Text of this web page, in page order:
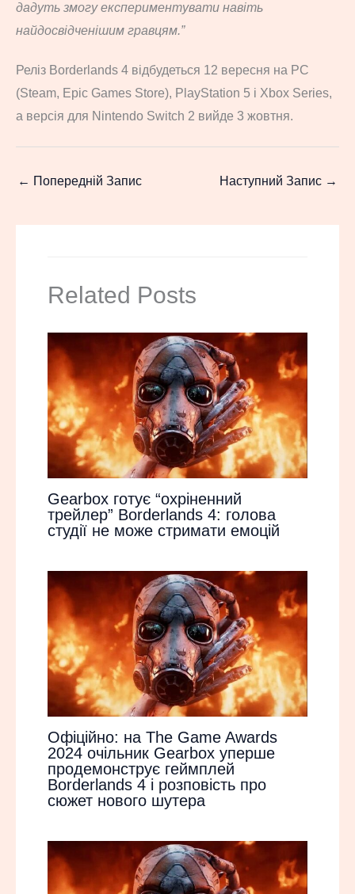
дадуть змогу експериментувати навіть
найдосвідченішим гравцям.”
Реліз Borderlands 4 відбудеться 12 вересня на PC
(Steam, Epic Games Store), PlayStation 5 і Xbox Series,
а версія для Nintendo Switch 2 вийде 3 жовтня.
← Попередній Запис Наступний Запис →
Related Posts
Gearbox готує “охріненний
трейлер” Borderlands 4: голова
студії не може стримати емоцій
Офіційно: на The Game Awards
2024 очільник Gearbox уперше
продемонструє геймплей
Borderlands 4 і розповість про
сюжет нового шутера